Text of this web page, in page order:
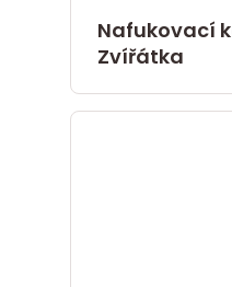
Nafukovací
Zvířátka